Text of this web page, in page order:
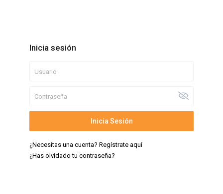
Inicia sesión
Inicia Sesión
¿Necesitas una cuenta? Regístrate aquí
¿Has olvidado tu contraseña?